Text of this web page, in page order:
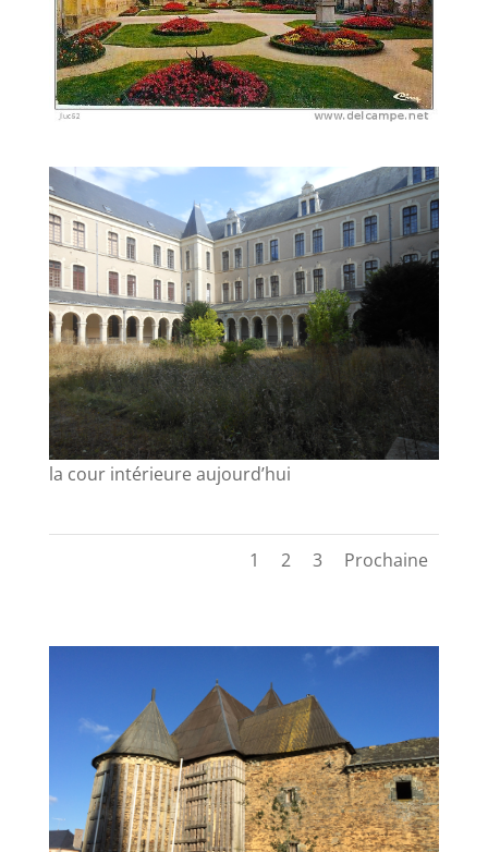
la cour intérieure aujourd’hui
1 2 3 Prochaine